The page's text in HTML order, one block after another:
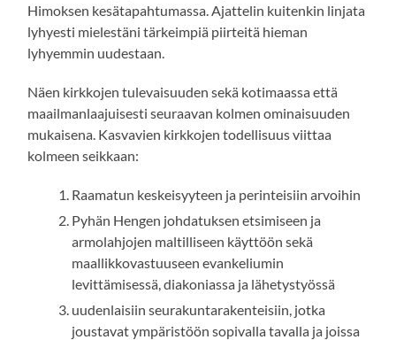
Himoksen kesätapahtumassa. Ajattelin kuitenkin linjata
lyhyesti mielestäni tärkeimpiä piirteitä hieman
lyhyemmin uudestaan.
Näen kirkkojen tulevaisuuden sekä kotimaassa että
maailmanlaajuisesti seuraavan kolmen ominaisuuden
mukaisena. Kasvavien kirkkojen todellisuus viittaa
kolmeen seikkaan:
Raamatun keskeisyyteen ja perinteisiin arvoihin
Pyhän Hengen johdatuksen etsimiseen ja
armolahjojen maltilliseen käyttöön sekä
maallikkovastuuseen evankeliumin
levittämisessä, diakoniassa ja lähetystyössä
uudenlaisiin seurakuntarakenteisiin, jotka
joustavat ympäristöön sopivalla tavalla ja joissa